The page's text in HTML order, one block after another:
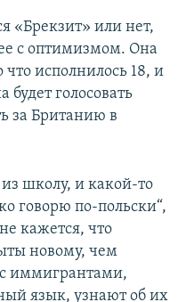
«Брекзит» или нет,
с оптимизмом. Она
исполнилось 18, и
голосовать
за Британию в
из школу, и какой-то
говорю по-польски“,
кажется, что
новому, чем
иммигрантами,
язык, узнают об их